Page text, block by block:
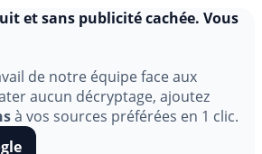
et sans publicité cachée. Vous
de notre équipe face aux
aucun décryptage, ajoutez
à vos sources préférées en 1 clic.